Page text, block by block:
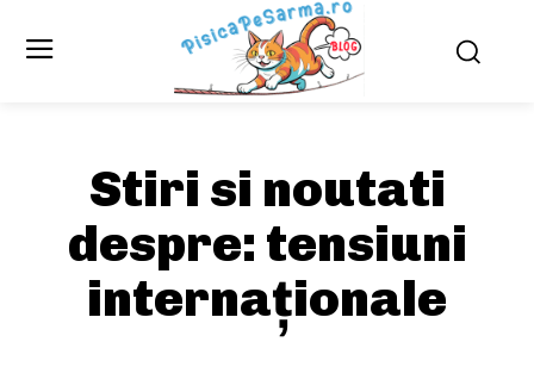
Stiri si noutati
despre: tensiuni
internaționale